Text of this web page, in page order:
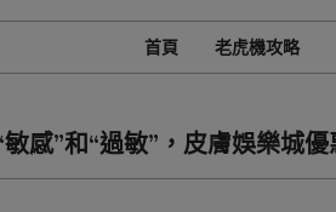
首頁 老虎機攻略
感”和“過敏”，皮膚娛樂城